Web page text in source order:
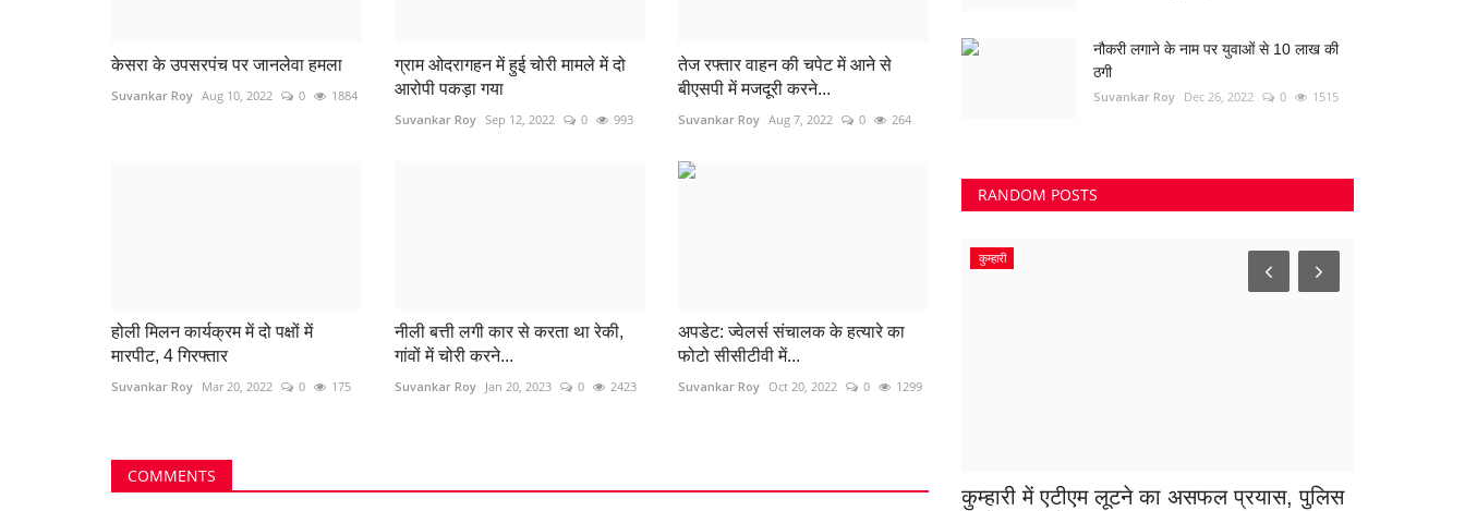
केसरा के उपसरपंच पर जानलेवा हमला
Suvankar Roy Aug 10, 2022 0 1884
ग्राम ओदरागहन में हुई चोरी मामले में दो
आरोपी पकड़ा गया
Suvankar Roy Sep 12, 2022 0 993
तेज रफ्तार वाहन की चपेट में आने से
बीएसपी में मजदूरी करने...
Suvankar Roy Aug 7, 2022 0 264
होली मिलन कार्यक्रम में दो पक्षों में
मारपीट, 4 गिरफ्तार
Suvankar Roy Mar 20, 2022 0 175
नीली बत्ती लगी कार से करता था रेकी,
गांवों में चोरी करने...
Suvankar Roy Jan 20, 2023 0 2423
अपडेट: ज्वेलर्स संचालक के हत्यारे का
फोटो सीसीटीवी में...
Suvankar Roy Oct 20, 2022 0 1299
COMMENTS
नौकरी लगाने के नाम पर युवाओं से 10 लाख की
ठगी
Suvankar Roy Dec 26, 2022 0 1515
RANDOM POSTS
और 11 जिंदा
सरकारी जमीन पर बना रहा था मकान, निगम ने
पुरानी रंजिश में युवक पर जानलेवा हमला, 2 आरोपी
कुम्हारी
कुम्हारी में एटीएम लूटने का असफल प्रयास, पुलिस